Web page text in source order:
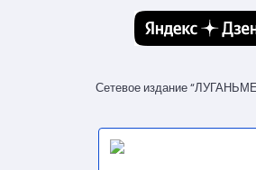
Сетевое издание